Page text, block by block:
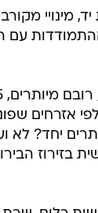
מינויי
עם
אזרחים
יחד? לא
בזירוז